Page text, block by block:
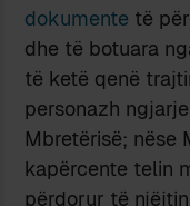
dokumente të
dhe të botuara
të ketë qenë
personazh
Mbretërisë; nëse
kapërcente telin
përdorur të njëjtin